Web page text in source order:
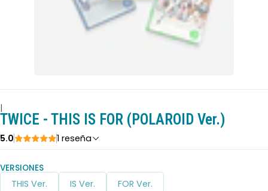
|
TWICE - THIS IS FOR (POLAROID Ver.)
5.0 1 reseña
VERSIONES
THIS Ver. IS Ver. FOR Ver.